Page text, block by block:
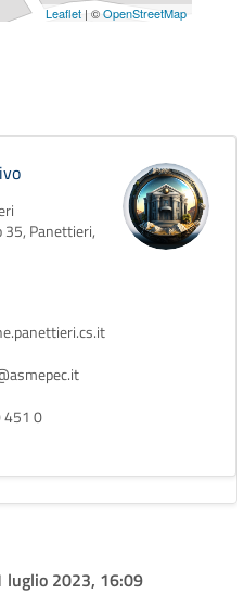
Leaflet | ©OpenStreetMap
Panettieri,
451 0
luglio 2023, 16:09